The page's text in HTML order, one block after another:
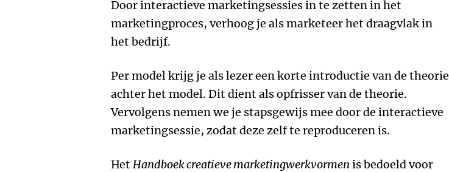
Door interactieve marketingsessies in te zetten in het
marketingproces, verhoog je als marketeer het draagvlak in
het bedrijf.
Per model krijg je als lezer een korte introductie van de theorie
achter het model. Dit dient als opfrisser van de theorie.
Vervolgens nemen we je stapsgewijs mee door de interactieve
marketingsessie, zodat deze zelf te reproduceren is.
Het Handboek creatieve marketingwerkvormen is bedoeld voor